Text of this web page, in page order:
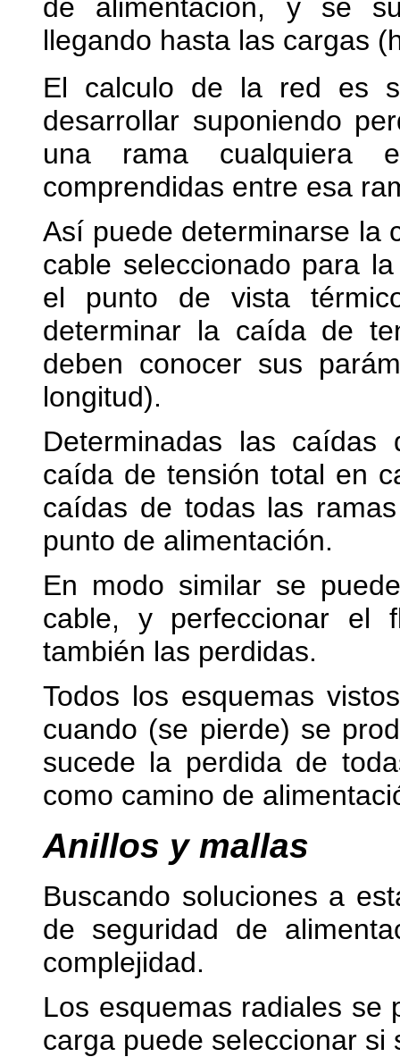
de alimentación, y se
llegando hasta las cargas
El calculo de la red es
desarrollar suponiendo
una rama cualquiera
comprendidas entre esa
Así puede determinarse la
cable seleccionado para
el punto de vista
determinar la caída de
deben conocer sus
longitud).
Determinadas las
caída de tensión total en
caídas de todas las
punto de alimentación.
En modo similar se
cable, y perfeccionar el
también las perdidas.
Todos los esquemas
cuando (se pierde) se
sucede la perdida de
como camino de
Anillos y mallas
Buscando soluciones a
de seguridad de
complejidad.
Los esquemas radiales se
carga puede seleccionar